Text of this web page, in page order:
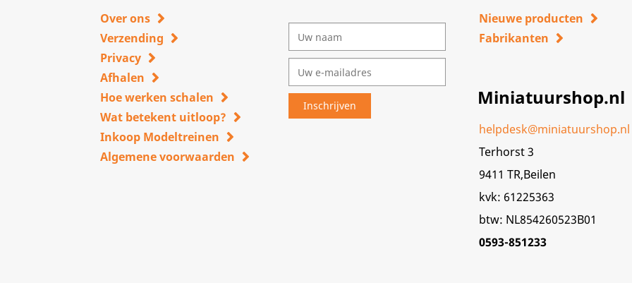
Over ons
Verzending
Privacy
Afhalen
Hoe werken schalen
Wat betekent uitloop?
Inkoop Modeltreinen
Algemene voorwaarden
Nieuwe producten
Fabrikanten
Miniatuurshop.nl
helpdesk@miniatuurshop.nl
Terhorst 3
9411 TR,Beilen
kvk: 61225363
btw: NL854260523B01
0593-851233